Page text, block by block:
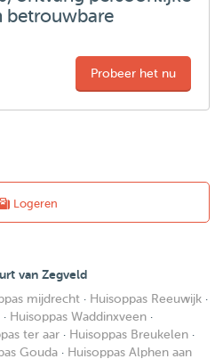
betrouwbare
Probeer het nu
Logeren
van Zegveld
mijdrecht · Huisoppas Reeuwijk ·
· Huisoppas Waddinxveen ·
ter aar · Huisoppas Breukelen ·
Gouda · Huisoppas Alphen aan